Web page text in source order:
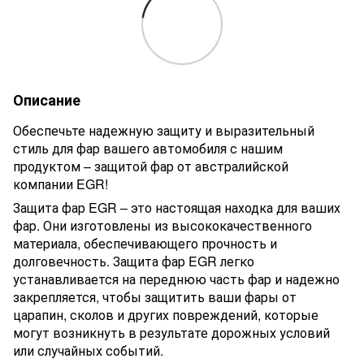
Описание
Обеспечьте надежную защиту и выразительный
стиль для фар вашего автомобиля с нашим
продуктом – защитой фар от австралийской
компании EGR!
Защита фар EGR – это настоящая находка для ваших
фар. Они изготовлены из высококачественного
материала, обеспечивающего прочность и
долговечность. Защита фар EGR легко
устанавливается на переднюю часть фар и надежно
закрепляется, чтобы защитить ваши фары от
царапин, сколов и других повреждений, которые
могут возникнуть в результате дорожных условий
или случайных событий.